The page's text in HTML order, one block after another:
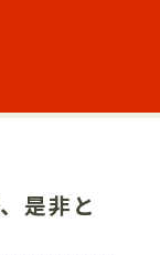
是非と